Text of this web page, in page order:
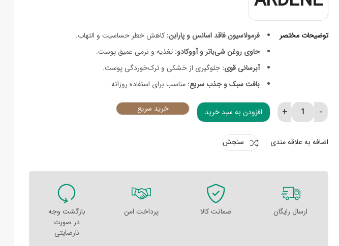
توضیحات مختصر فرمولاسیون فاقد اسانس و پارابن: کاهش خطر حساسیت و التهاب.
حاوی روغن شی‌باتر و آووکادو: تغذیه و نرمی عمیق پوست.
آبرسانی قوی: جلوگیری از خشکی و ترک‌خوردگی پوست.
بافت سبک و جذب سریع: مناسب برای استفاده روزانه.
کرم مرطوب کننده سنسی پرو آردن آتوپیا مخصوص پوست خشک quantity
افزودن به سبد خرید خرید سریع
اضافه به علاقه مندی سنجش
ارسال رایگان ضمانت کالا پرداخت امن
بازگشت وجه
در صورت
نارضایتی